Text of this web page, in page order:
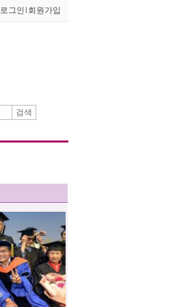
로그인 회원가입
검색